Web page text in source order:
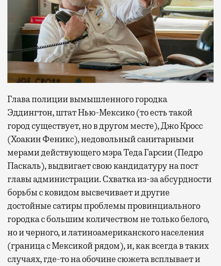
Глава полиции вымышленного городка
Эддингтон, штат Нью-Мексико (то есть такой
город существует, но в другом месте), Джо Кросс
(Хоакин Феникс), недовольный санитарными
мерами действующего мэра Теда Гарсии (Педро
Паскаль), выдвигает свою кандидатуру на пост
главы администрации. Схватка из-за абсурдности
борьбы с ковидом высвечивает и другие
достойные сатиры проблемы провинциального
городка с большим количеством не только белого,
но и черного, и латиноамериканского населения
(граница с Мексикой рядом), и, как всегда в таких
случаях, где-то на обочине сюжета всплывает и